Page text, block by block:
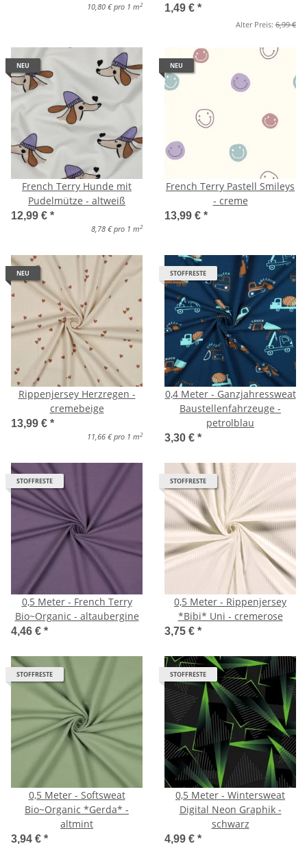
10,80 € pro 1 m 2 1,49 € *
Alter Preis: 6,99 €
NEU
French Terry Hunde mit
Pudelmütze - altweiß
12,99 € *
8,78 € pro 1 m 2
NEU
French Terry Pastell Smileys
- creme
13,99 € *
NEU
Rippenjersey Herzregen -
cremebeige
13,99 € *
11,66 € pro 1 m 2
STOFFRESTE
0,4 Meter - Ganzjahressweat
Baustellenfahrzeuge -
petrolblau
3,30 € *
STOFFRESTE
0,5 Meter - French Terry
Bio~Organic - altaubergine
4,46 € *
STOFFRESTE
0,5 Meter - Rippenjersey
*Bibi* Uni - cremerose
3,75 € *
STOFFRESTE
0,5 Meter - Softsweat
Bio~Organic *Gerda* -
altmint
3,94 € *
STOFFRESTE
0,5 Meter - Wintersweat
Digital Neon Graphik -
schwarz
4,99 € *